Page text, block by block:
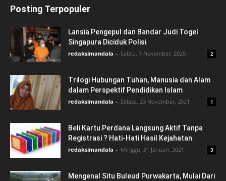
Posting Terpopuler
Lansia Pengepul dan Bandar Judi Togel
Singapura Diciduk Polisi
redaksimandala - Sabtu, 7 November, 2020 2
Trilogi Hubungan Tuhan, Manusia dan Alam
dalam Perspektif Pendidikan Islam
redaksimandala - Selasa, 23 November, 2021 1
Beli Kartu Perdana Langsung Aktif Tanpa
Registrasi ? Hati-Hati Hasil Kejahatan
redaksimandala - Minggu, 31 Januari, 2021 3
Mengenal Situ Buleud Purwakarta, Mulai Dari